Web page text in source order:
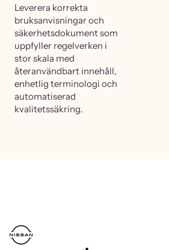
Leverera korrekta
bruksanvisningar och
säkerhetsdokument som
uppfyller regelverken i
stor skala med
återanvändbart innehåll,
enhetlig terminologi och
automatiserad
kvalitetssäkring.